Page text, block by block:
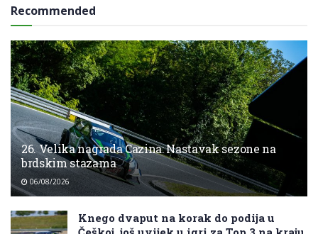
Recommended
26. Velika nagrada Cazina: Nastavak sezone na
brdskim stazama
06/08/2026
Knego dvaput na korak do podija u